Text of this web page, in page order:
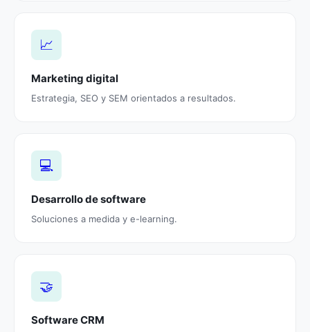
📈
Marketing digital
Estrategia, SEO y SEM orientados a resultados.
💻
Desarrollo de software
Soluciones a medida y e-learning.
🤝
Software CRM